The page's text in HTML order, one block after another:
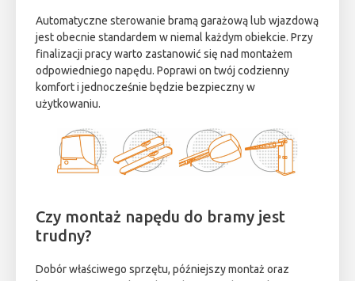
Automatyczne sterowanie bramą garażową lub wjazdową
jest obecnie standardem w niemal każdym obiekcie. Przy
finalizacji pracy warto zastanowić się nad montażem
odpowiedniego napędu. Poprawi on twój codzienny
komfort i jednocześnie będzie bezpieczny w
użytkowaniu.
Czy montaż napędu do bramy jest
trudny?
Dobór właściwego sprzętu, późniejszy montaż oraz